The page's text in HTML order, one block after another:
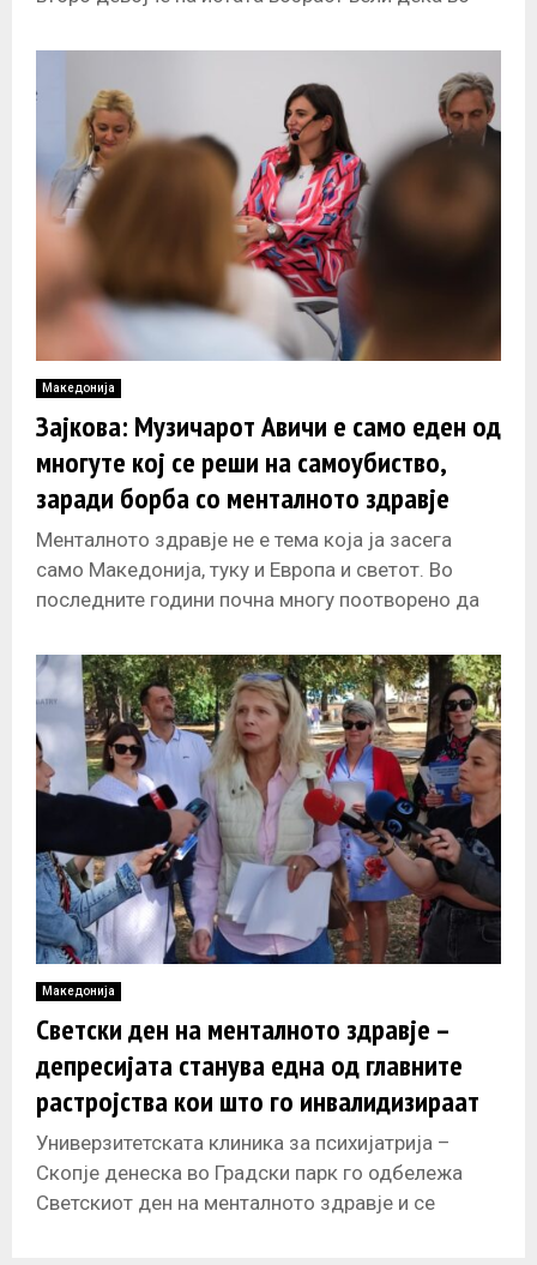
Македонија
Зајкова: Музичарот Авичи е само еден од
многуте кој се реши на самоубиство,
заради борба со менталното здравје
Менталното здравје не е тема која ја засега
само Македонија, туку и Европа и светот. Во
последните години почна многу поотворено да
Македонија
Светски ден на менталното здравје –
депресијата станува една од главните
растројства кои што го инвалидизираат
човеко
Универзитетската клиника за психијатрија –
Скопје денеска во Градски парк го одбележа
Светскиот ден на менталното здравје и се